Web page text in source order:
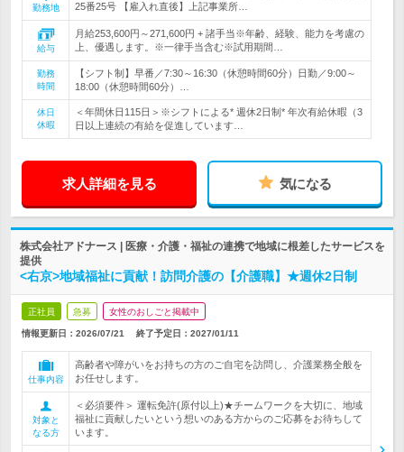
勤務地
25番25号 【雇入れ直後】上記事業所…
給与
月給253,600円～271,600円 + 諸手当※年齢、経験、能力を考慮の
上、優遇します。※一律手当含む※試用期間…
勤務
時間
【シフト制】早番／7:30～16:30（休憩時間60分）日勤／9:00～
18:00（休憩時間60分）…
休日
休暇
＜年間休日115日＞※シフトによる* 週休2日制* 年次有給休暇（3
日以上連続の有給を促進しています…
求人詳細を見る 気になる
株式会社アドナース | 医療・介護・福祉の連携で地域に根差したサービスを
提供
<右京>地域福祉に貢献！訪問介護の【介護職】★週休2日制
正社員 急募 女性のおしごと掲載中
情報更新日：2026/07/21 終了予定日： 2027/01/11
仕事内容
高齢者や障がいをお持ちの方のご自宅を訪問し、介護業務全般を
お任せします。
対象と
なる方
＜必須要件＞ 運転免許(原付以上)★チームワークを大切に、地域
福祉に貢献したいという想いのある方からのご応募をお待ちして
います。